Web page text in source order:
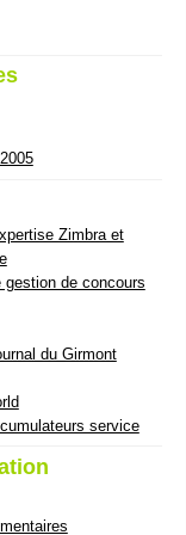
Zimbra et
gestion de concours
du Girmont
service